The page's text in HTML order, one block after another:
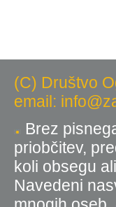
(C) Društvo
email:
Brez
priobčitev,
koli obsegu
Navedeni